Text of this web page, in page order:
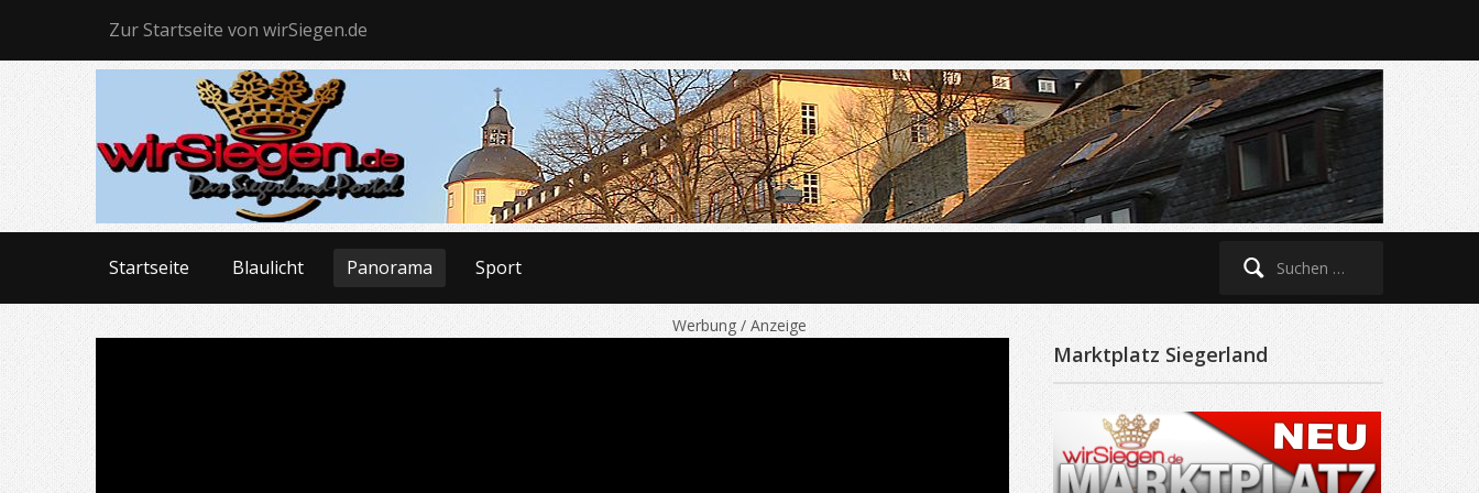
Zur Startseite von wirSiegen.de
Suche
nach:
Startseite Blaulicht Panorama Sport
Werbung / Anzeige
Marktplatz Siegerland